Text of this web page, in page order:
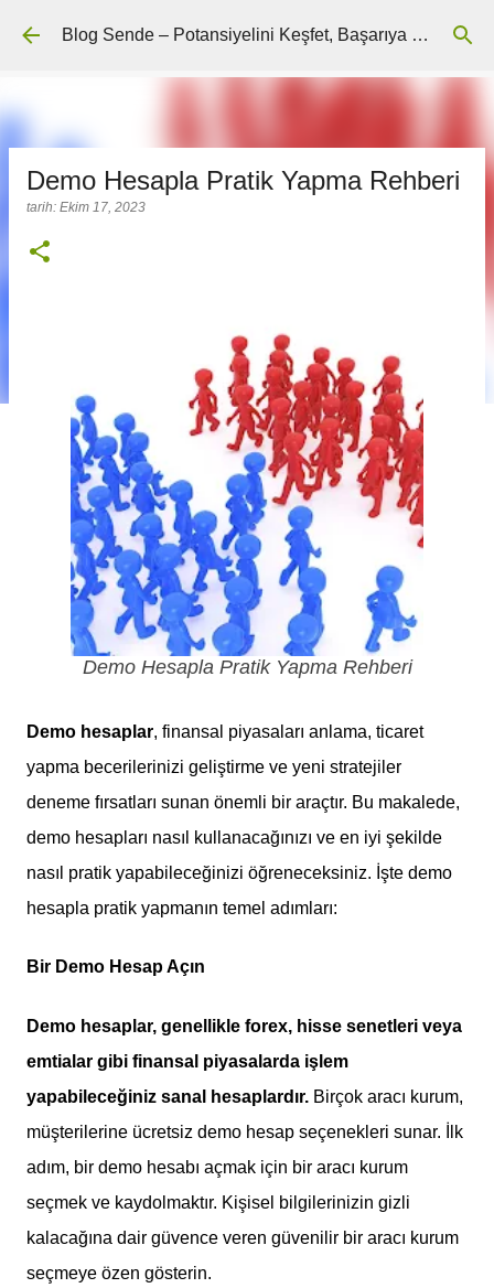
Ana içeriğe atla Blog Sende – Potansiyelini Keşfet, Başarıya Ulaş
Demo Hesapla Pratik Yapma Rehberi
tarih: Ekim 17, 2023
Demo Hesapla Pratik Yapma Rehberi
Demo hesaplar, finansal piyasaları anlama, ticaret
yapma becerilerinizi geliştirme ve yeni stratejiler
deneme fırsatları sunan önemli bir araçtır. Bu makalede,
demo hesapları nasıl kullanacağınızı ve en iyi şekilde
nasıl pratik yapabileceğinizi öğreneceksiniz. İşte demo
hesapla pratik yapmanın temel adımları:
Bir Demo Hesap Açın
Demo hesaplar, genellikle forex, hisse senetleri veya
emtialar gibi finansal piyasalarda işlem
yapabileceğiniz sanal hesaplardır. Birçok aracı kurum,
müşterilerine ücretsiz demo hesap seçenekleri sunar. İlk
adım, bir demo hesabı açmak için bir aracı kurum
seçmek ve kaydolmaktır. Kişisel bilgilerinizin gizli
kalacağına dair güvence veren güvenilir bir aracı kurum
seçmeye özen gösterin.